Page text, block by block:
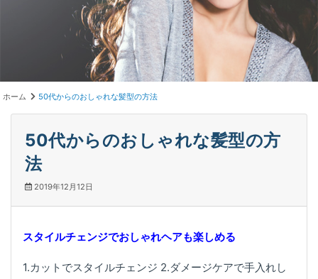
ホーム 50代からのおしゃれな髪型の方法
50代からのおしゃれな髪型の方
法
2019年12月12日
スタイルチェンジでおしゃれヘアも楽しめる
1.カットでスタイルチェンジ 2.ダメージケアで手入れし